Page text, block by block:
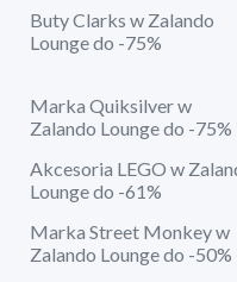
Buty Clarks w Zalando
Lounge do -75%
Marka Quiksilver w
Zalando Lounge do -75%
Akcesoria LEGO w
Lounge do -61%
Marka Street Monkey w
Zalando Lounge do -50%